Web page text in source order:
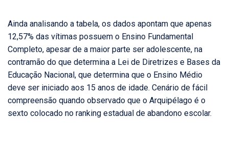
Ainda analisando a tabela, os dados apontam que apenas
12,57% das vítimas possuem o Ensino Fundamental
Completo, apesar de a maior parte ser adolescente, na
contramão do que determina a Lei de Diretrizes e Bases da
Educação Nacional, que determina que o Ensino Médio
deve ser iniciado aos 15 anos de idade. Cenário de fácil
compreensão quando observado que o Arquipélago é o
sexto colocado no ranking estadual de abandono escolar.